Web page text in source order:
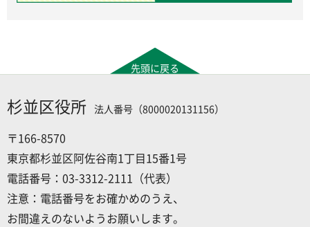
先頭に戻る
杉並区役所 法人番号（8000020131156）
〒166-8570
東京都杉並区阿佐谷南1丁目15番1号
電話番号：03-3312-2111（代表）
注意：電話番号をお確かめのうえ、
お間違えのないようお願いします。